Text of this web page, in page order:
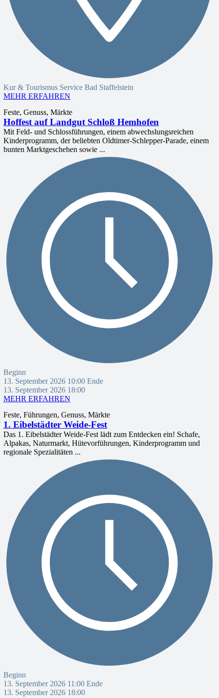
Kur & Tourismus Service Bad Staffelstein
MEHR ERFAHREN
Feste, Genuss, Märkte
Hoffest auf Landgut Schloß Hemhofen
Mit Feld- und Schlossführungen, einem abwechslungsreichen
Kinderprogramm, der beliebten Oldtimer-Schlepper-Parade, einem
bunten Marktgeschehen sowie ...
Beginn
13. September 2026 10:00 Ende
13. September 2026 18:00
MEHR ERFAHREN
Feste, Führungen, Genuss, Märkte
1. Eibelstädter Weide-Fest
Das 1. Eibelstädter Weide-Fest lädt zum Entdecken ein! Schafe,
Alpakas, Naturmarkt, Hütevorführungen, Kinderprogramm und
regionale Spezialitäten ...
Beginn
13. September 2026 11:00 Ende
13. September 2026 18:00